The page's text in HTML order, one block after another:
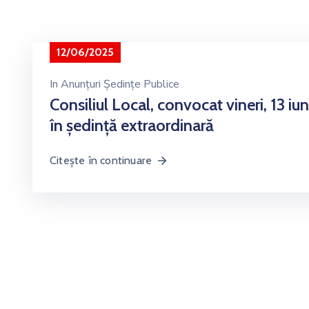
12/06/2025
In Anunțuri Ședințe Publice
Consiliul Local, convocat vineri, 13
în ședință extraordinară
Citește în continuare